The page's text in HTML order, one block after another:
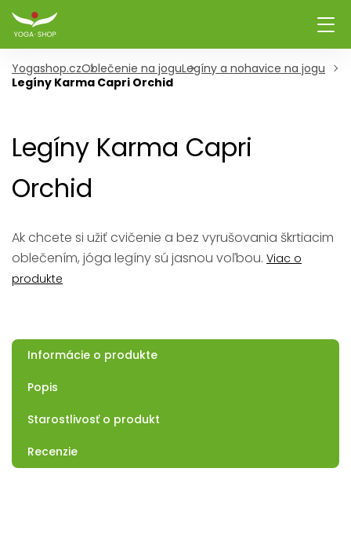
Yogashop.czOblečenie na joguLegíny a nohavice na jogu
Legíny Karma Capri Orchid
Legíny Karma Capri
Orchid
Ak chcete si užiť cvičenie a bez vyrušovania škrtiacim
oblečením, jóga legíny sú jasnou voľbou. Viac o
produkte
Informácie o produkte
Popis
Starostlivosť o produkt
Recenzie